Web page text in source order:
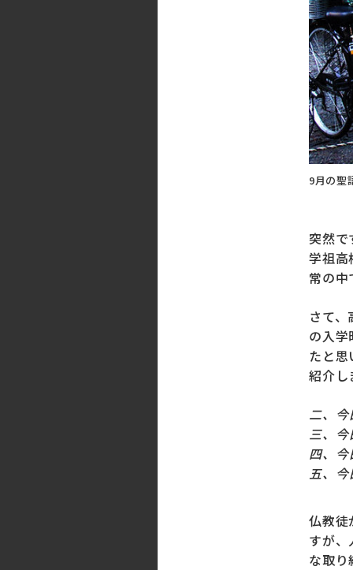
9月の聖
突然で
学祖高
常の
さて
の入
たと
紹介し
二、
三、
四、
五、
仏教徒
すが
な取